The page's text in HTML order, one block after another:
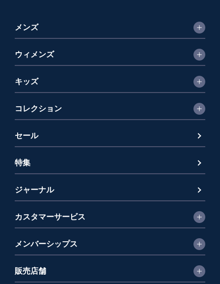
メンズ
ウィメンズ
キッズ
コレクション
セール
特集
ジャーナル
カスタマーサービス
メンバーシップス
販売店舗